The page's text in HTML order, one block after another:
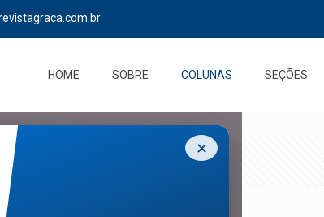
HOME SOBRE COLUNAS SEÇÕES
✕